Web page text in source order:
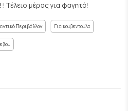
Τέλειο μέρος για φαγητό!
Περιβάλλον Για κουβεντούλα